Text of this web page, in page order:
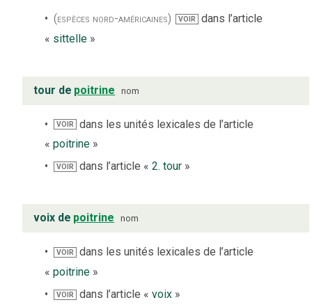
(espèces nord-américaines) VOIR dans l’article
« sittelle »
tour de poitrine nom
VOIR
dans les unités lexicales de l’article
« poitrine »
VOIR dans l’article «2. tour »
voix de poitrine nom
VOIR
dans les unités lexicales de l’article
« poitrine »
VOIR dans l’article «voix »